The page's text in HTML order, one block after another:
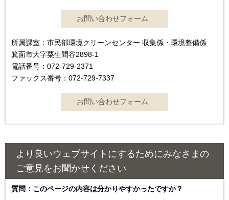
所属課室：市民部環境クリーンセンター 収集係・環境整備係
箕面市大字粟生間谷2898-1
電話番号：072-729-2371
ファックス番号：072-729-7337
より良いウェブサイトにするためにみなさまの
ご意見をお聞かせください
質問：このページの内容は分かりやすかったですか？